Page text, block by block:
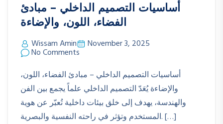
أساسيات التصميم الداخلي – مبادئ
الفضاء، اللون، والإضاءة
Wissam Amin November 3, 2025
No Comments
أساسيات التصميم الداخلي – مبادئ الفضاء، اللون،
والإضاءة يُعَدّ التصميم الداخلي علماً يجمع بين الفن
والهندسة، يهدف إلى خلق بيئات داخلية تُعبّر عن هوية
المستخدم وتؤثر في راحته النفسية والبصرية. […]